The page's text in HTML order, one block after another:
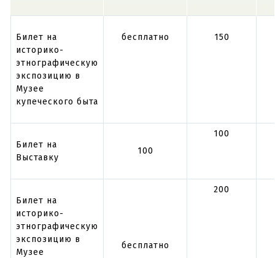
Билет на
историко-
этнографическую
экспозицию в
Музее
купеческого быта
бесплатно 150
Билет на
Выставку
100
100
Билет на
историко-
этнографическую
экспозицию в
Музее
бесплатно
200